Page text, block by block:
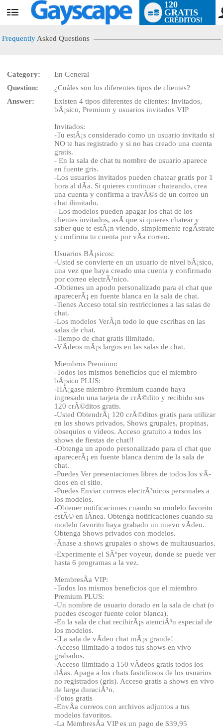
User
120
GRATIS
CRÉDITOS!
Frequently Asked Questions
Category:
En General
Question:
¿Cuáles son los diferentes tipos de clientes?
Answer:
Existen 4 tipos diferentes de clientes: Invitados,
bÃ¡sico, Premium y usuarios invitados VIP
Invitados:
-Tu estÃ¡s considerado como un usuario invitado si
NO te has registrado y si no has creado una cuenta
gratis.
- En la sala de chat tu nombre de usuario aparece
en fuente gris.
-Los usuarios invitados pueden chatear gratis por 1
hora al dÃ­a. Si quieres continuar chateando, crea
una cuenta y confirma a travÃ©s de un correo un
chat ilimitado.
- Los modelos pueden apagar los chat de los
clientes invitados, asÃ­ que si quieres chatear y
saber que te estÃ¡n viendo, simplemente regÃ­strate
y confirma tu cuenta por vÃ­a correo.
Usuarios BÃ¡sicos:
-Usted se convierte en un usuario de nivel bÃ¡sico,
una vez que haya creado una cuenta y confirmado
por correo electrÃ³nico.
-Obtienes un apodo personalizado para el chat que
aparecerÃ¡ en fuente blanca en la sala de chat.
-Tienes Acceso total sin restricciones a las salas de
chat.
-Los modelos VerÃ¡n todo lo que escribas en las
salas de chat.
-Tiempo de chat gratis ilimitado.
-VÃ­deos mÃ¡s largos en las salas de chat.
Miembros Premium:
-Todos los mismos beneficios que el miembro
bÃ¡sico PLUS:
-HÃ¡gase miembro Premium cuando haya
ingresado una tarjeta de crÃ©dito y recibido sus
120 crÃ©ditos gratis.
-Usted ObtendrÃ¡ 120 crÃ©ditos gratis para utilizar
en los shows privados, Shows grupales, propinas,
obsequios o videos. Acceso gratuito a todos los
shows de fiestas de chat!!
-Obtenga un apodo personalizado para el chat que
aparecerÃ¡ en fuente blanca dentro de la sala de
chat.
-Puedes Ver presentaciones libres de todos los vÃ­
deos en el sitio.
-Puedes Enviar correos electrÃ³nicos personales a
los modelos.
-Obtener notificaciones cuando su modelo favorito
estÃ© en lÃ­nea. Obtenga notificaciones cuando su
modelo favorito haya grabado un nuevo vÃ­deo.
Obtenga Shows privados con modelos.
-Ãnase a shows grupales o shows de multausuarios.
-Experimente el SÃºper voyeur, donde se puede ver
hasta 6 programas a la vez.
MembresÃ­a VIP:
-Todos los mismos beneficios que el miembro
Premium PLUS:
-Un nombre de usuario dorado en la sala de chat (o
puedes escoger fuente color blanca).
-En la sala de chat recibirÃ¡s atenciÃ³n especial de
los modelos.
-!La sala de vÃ­deo chat mÃ¡s grande!
-Acceso ilimitado a todos tus shows en vivo
grabados.
-Acceso ilimitado a 150 vÃ­deos gratis todos los
dÃ­as. Apaga a los chats fastidiosos de los usuarios
no registrados (gris). Acceso gratis a shows en vivo
de larga duraciÃ³n.
-Fotos gratis
-EnvÃ­a correos con archivos adjuntos a tus
modelos favoritos.
-La MembresÃ­a VIP es un pago de $39,95
LIMITED TIME OFFER!
120
F
R
E
E
C
R
E
DI
T
S